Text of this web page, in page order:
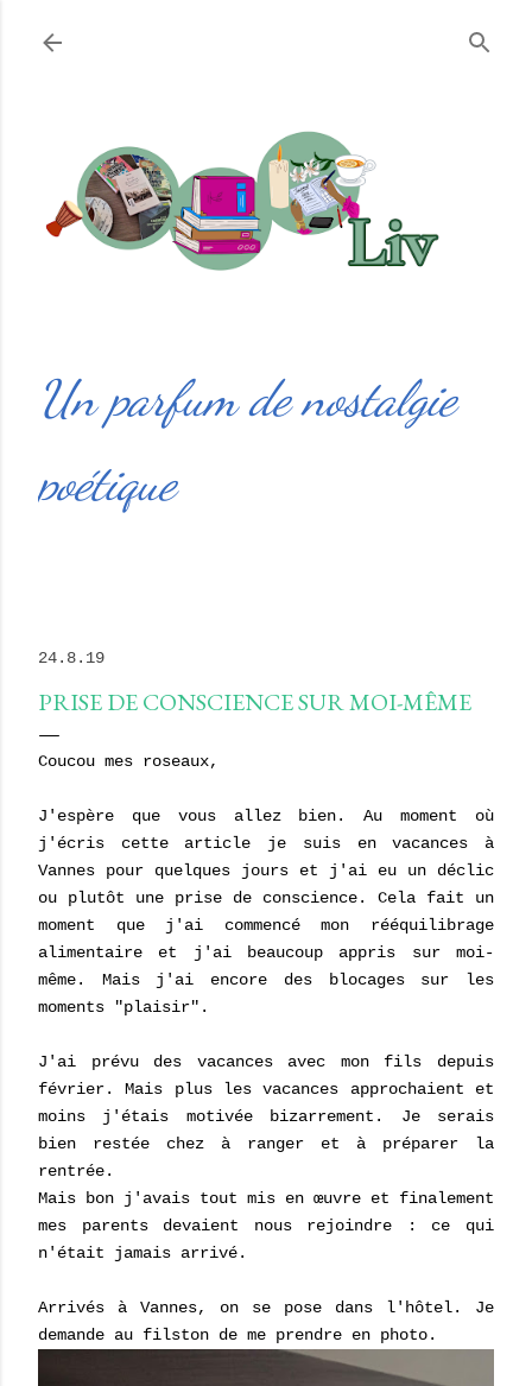
Un parfum de nostalgie
poétique
24.8.19
PRISE DE CONSCIENCE SUR MOI-MÊME
Coucou mes roseaux,
J'espère que vous allez bien. Au moment où
j'écris cette article je suis en vacances à
Vannes pour quelques jours et j'ai eu un déclic
ou plutôt une prise de conscience. Cela fait un
moment que j'ai commencé mon rééquilibrage
alimentaire et j'ai beaucoup appris sur moi-
même. Mais j'ai encore des blocages sur les
moments "plaisir".
J'ai prévu des vacances avec mon fils depuis
février. Mais plus les vacances approchaient et
moins j'étais motivée bizarrement. Je serais
bien restée chez à ranger et à préparer la
rentrée.
Mais bon j'avais tout mis en œuvre et finalement
mes parents devaient nous rejoindre : ce qui
n'était jamais arrivé.
Arrivés à Vannes, on se pose dans l'hôtel. Je
demande au filston de me prendre en photo.